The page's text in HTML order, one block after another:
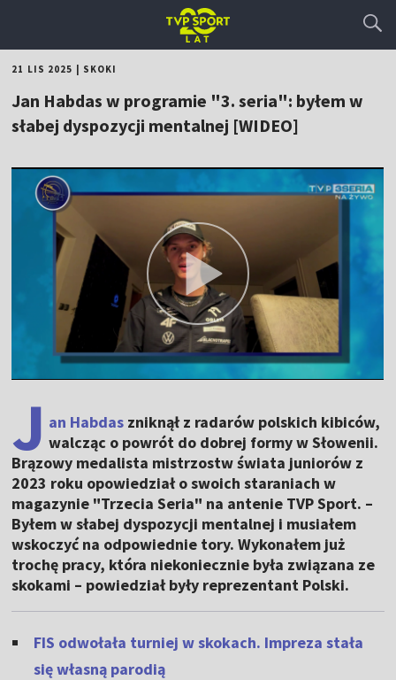
21 LIS 2025 SKOKI
Jan Habdas w programie "3. seria": byłem w
słabej dyspozycji mentalnej [WIDEO]
J an Habdas zniknął z radarów polskich kibiców,
walcząc o powrót do dobrej formy w Słowenii.
Brązowy medalista mistrzostw świata juniorów z
2023 roku opowiedział o swoich staraniach w
magazynie "Trzecia Seria" na antenie TVP Sport. –
Byłem w słabej dyspozycji mentalnej i musiałem
wskoczyć na odpowiednie tory. Wykonałem już
trochę pracy, która niekoniecznie była związana ze
skokami – powiedział były reprezentant Polski.
FIS odwołała turniej w skokach. Impreza stała
się własną parodią